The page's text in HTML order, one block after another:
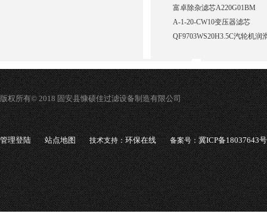
富卓除杂滤芯A220G01BM
A-1-20-CW10变压器滤芯
QF9703WS20H3.5C汽轮机润
版权所有© 2018 固安县慷硕佳过滤设备制造有限公司
管理登陆 站点地图 技术支持：环保在线 备案号：冀ICP备18037643